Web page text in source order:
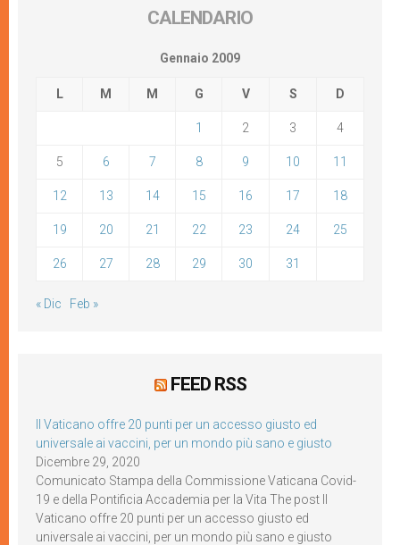
CALENDARIO
Gennaio 2009
L M M G V S D
1 2 3 4
5 6 7 8 9 10 11
12 13 14 15 16 17 18
19 20 21 22 23 24 25
26 27 28 29 30 31
« Dic Feb »
FEED RSS
Il Vaticano offre 20 punti per un accesso giusto ed
universale ai vaccini, per un mondo più sano e giusto
Dicembre 29, 2020
Comunicato Stampa della Commissione Vaticana Covid-
19 e della Pontificia Accademia per la Vita The post Il
Vaticano offre 20 punti per un accesso giusto ed
universale ai vaccini, per un mondo più sano e giusto